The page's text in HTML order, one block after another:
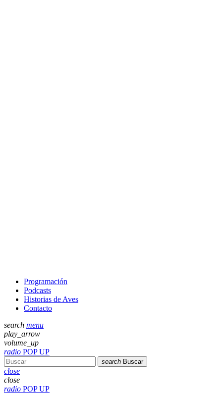
Programación
Podcasts
Historias de Aves
Contacto
search menu
play_arrow
volume_up
radio POP UP
search Buscar
close
close
radio POP UP